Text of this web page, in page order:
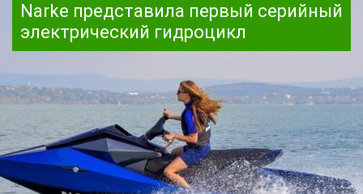
Narke представила первый серийный
электрический гидроцикл